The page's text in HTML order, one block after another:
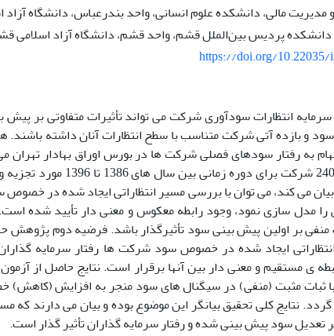
مالی، دانشکده علوم انسانی، واحد بندرعباس، دانشگاه آزاد
پردیس بین‌الملل قشم، واحد قشم، دانشگاه آزاد اسلامی
https://doi.org/10.22035/
سرمایه انتظارات سودآوری شرکت می تواند تأثیرات متفاوتی بر
سود و بازده آتی شرکت متناسب با سطح انتظارات آنان داشته
به رفتار سودهای فصلی شرکت ها در بورس اوراق بهادار تهران
مالی مربوط به 240 شرکت برای
می کند، می توان با بررسی مسیر انتظاراتی ایجاد شده در
مدل سازی نمود، وجود رابطه معکوس و معنی دار تأیید شده است.
بر اولین پیش بینی سود تأثیرگذار باشد. فرضیه دوم پژوهش
ایجاد شده در خصوص سود شرکت ها رفتار سرمایه
ی مستقیم و معنی دار بین آنها برقرار است. نتایج حاصل از
ثبات مثبت (منفی) در سیگنال های سود منجر به افزایش (کاهش)
نتایج کلی تحقیق بیانگر این موضوع بوده و بیان می دارند که
تعدیل سود پیش بینی شده و رفتار سرمایه گذاران تأثیر گذار است.